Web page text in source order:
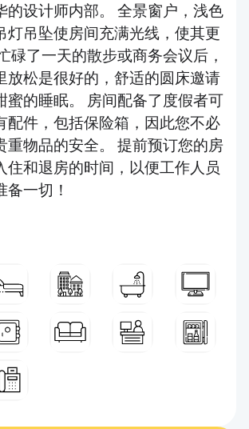
的设计师内部。 全景窗户，浅色
灯吊坠使房间充满光线，使其更
碌了一天的散步或商务会议后，
放松是很好的，舒适的圆床邀请
蜜的睡眠。 房间配备了度假者可
配件，包括保险箱，因此您不必
重物品的安全。 提前预订您的房
住和退房的时间，以便工作人员
备一切！